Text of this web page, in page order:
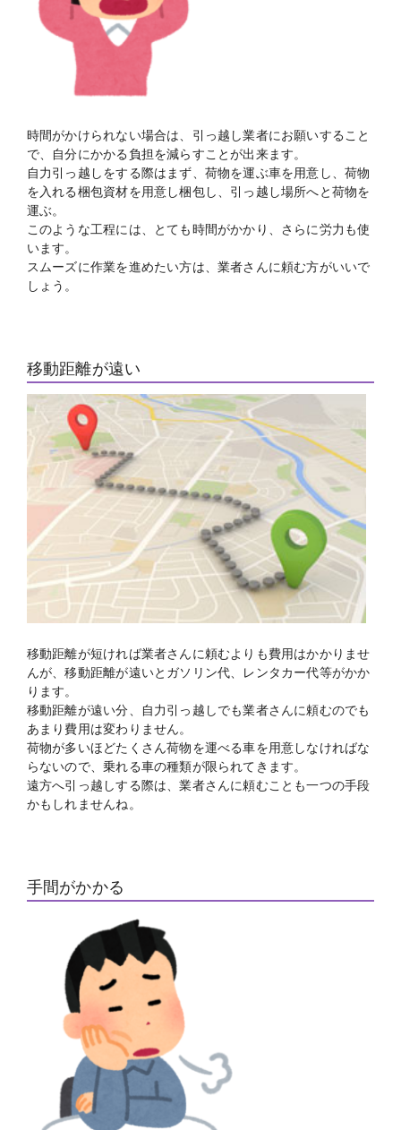
時間がかけられない場合は、引っ越し業者にお願いすること
で、自分にかかる負担を減らすことが出来ます。
自力引っ越しをする際はまず、荷物を運ぶ車を用意し、荷物
を入れる梱包資材を用意し梱包し、引っ越し場所へと荷物を
運ぶ。
このような工程には、とても時間がかかり、さらに労力も使
います。
スムーズに作業を進めたい方は、業者さんに頼む方がいいで
しょう。
移動距離が遠い
移動距離が短ければ業者さんに頼むよりも費用はかかりませ
んが、移動距離が遠いとガソリン代、レンタカー代等がかか
ります。
移動距離が遠い分、自力引っ越しでも業者さんに頼むのでも
あまり費用は変わりません。
荷物が多いほどたくさん荷物を運べる車を用意しなければな
らないので、乗れる車の種類が限られてきます。
遠方へ引っ越しする際は、業者さんに頼むことも一つの手段
かもしれませんね。
手間がかかる